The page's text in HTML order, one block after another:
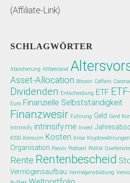
(Affiliate-Link)
SCHLAGWÖRTER
Absicherung Altbestand
Asset-Allocation Bitcoin Coffein
Dividenden Entscheidung ETF
Euro Finanzielle Selbstständigkeit
Finanzwesir Führung Geld Gerd
Intrinsify intrinsify.me Invest
KISS Konsum Kosten Krise Kryptowährungen
Organisation Passiv Podcast Politik
Rente Rentenbescheid
Vermögensaufbau Vermögensbildung